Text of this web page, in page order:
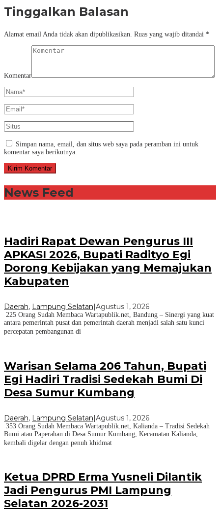
Tinggalkan Balasan
Alamat email Anda tidak akan dipublikasikan. Ruas yang wajib ditandai *
Komentar
Simpan nama, email, dan situs web saya pada peramban ini untuk
komentar saya berikutnya.
News Feed
Hadiri Rapat Dewan Pengurus III
APKASI 2026, Bupati Radityo Egi
Dorong Kebijakan yang Memajukan
Kabupaten
Daerah, Lampung Selatan Agustus 1, 2026
225 Orang Sudah Membaca Wartapublik.net, Bandung – Sinergi yang kuat
antara pemerintah pusat dan pemerintah daerah menjadi salah satu kunci
percepatan pembangunan di
Warisan Selama 206 Tahun, Bupati
Egi Hadiri Tradisi Sedekah Bumi Di
Desa Sumur Kumbang
Daerah, Lampung Selatan|Agustus 1, 2026
353 Orang Sudah Membaca Wartapublik.net, Kalianda – Tradisi Sedekah
Bumi atau Paperahan di Desa Sumur Kumbang, Kecamatan Kalianda,
kembali digelar dengan penuh khidmat
Ketua DPRD Erma Yusneli Dilantik
Jadi Pengurus PMI Lampung
Selatan 2026-2031